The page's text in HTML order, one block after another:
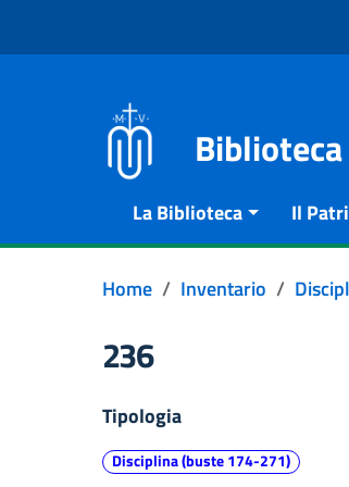
La Biblioteca Il
Home Inventario
236
Tipologia
Disciplina (buste 174-271)